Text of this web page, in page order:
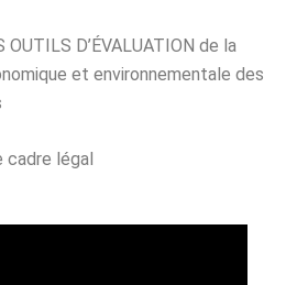
OUTILS D’ÉVALUATION de la
et environnementale des
cadre légal